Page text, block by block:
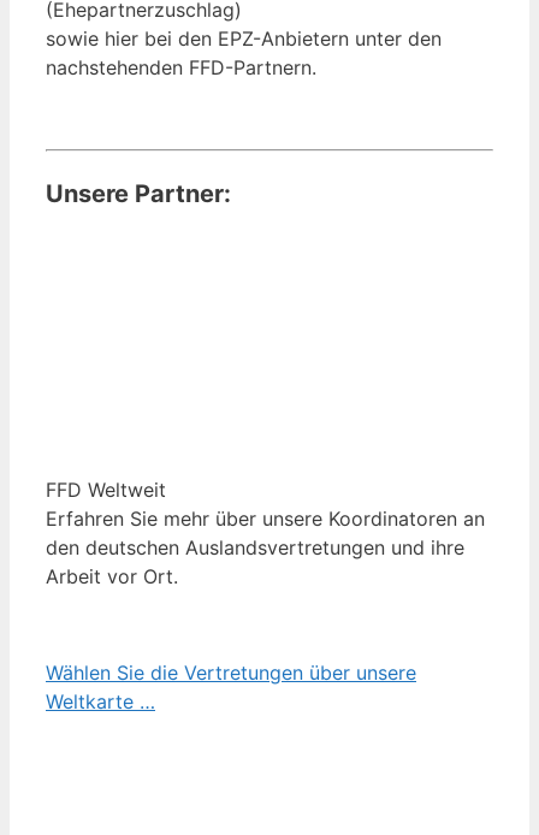
(Ehepartnerzuschlag)
sowie hier bei den EPZ-Anbietern unter den
nachstehenden FFD-Partnern.
Unsere Partner:
FFD Weltweit
Erfahren Sie mehr über unsere Koordinatoren an
den deutschen Auslandsvertretungen und ihre
Arbeit vor Ort.
Wählen Sie die Vertretungen über unsere
Weltkarte …